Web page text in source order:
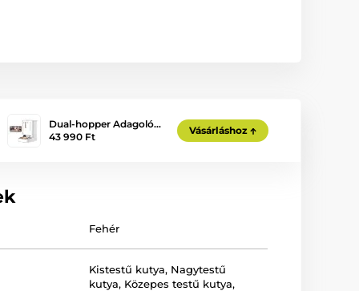
Dual-hopper Adagoló…
43 990 Ft
Vásárláshoz
Fehér
Kistestű kutya, Nagytestű
kutya, Közepes testű kutya,